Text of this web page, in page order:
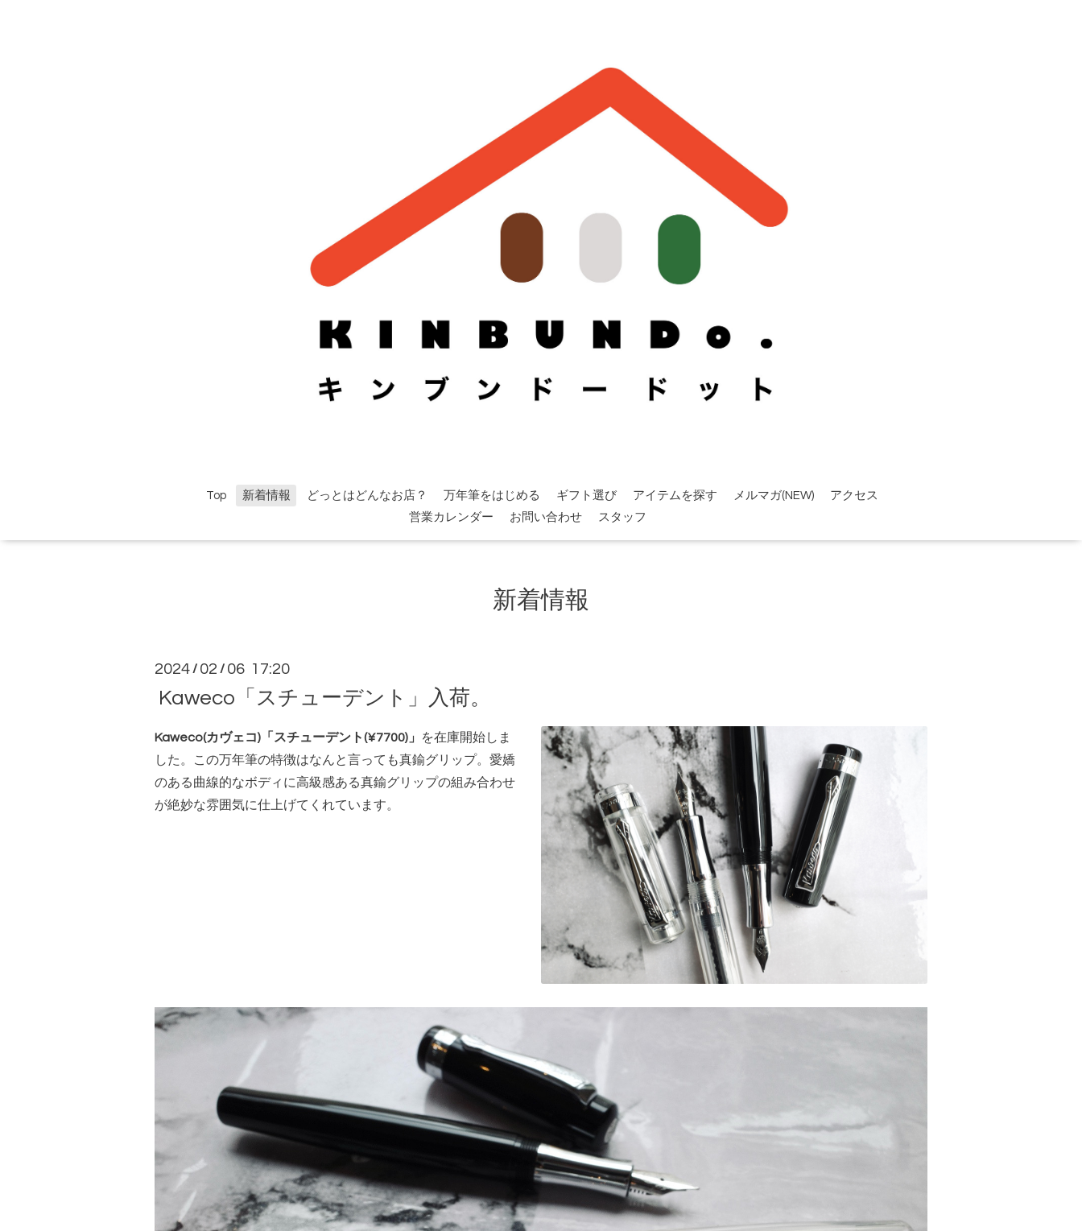
Top 新着情報 どっとはどんなお店？ 万年筆をはじめる ギフト選び アイテムを探す メルマガ(NEW)
アクセス
営業カレンダー
お問い合わせ スタッフ
新着情報
2024 / 02 / 06 17:20
Kaweco「スチューデント」入荷。
Kaweco(カヴェコ)「スチューデント(¥7700)」
を在庫開始しま
した。この万年筆の特徴はなんと言っても真鍮グリップ。愛嬌
のある曲線的なボディに高級感ある真鍮グリップの組み合わせ
が絶妙な雰囲気に仕上げてくれています。